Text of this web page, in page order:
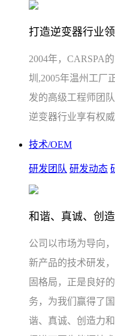
打造逆变器行业
2004年，CARSPA
圳,2005年温州工厂
发的高级工程师团
逆变器行业享有权
技术/OEM
研发团队 研发动态
和谐、真诚、创
公司以市场为导向
新产品的技术研发
固格局，正是良好
务，为我们赢得了
谐、真诚、创造力